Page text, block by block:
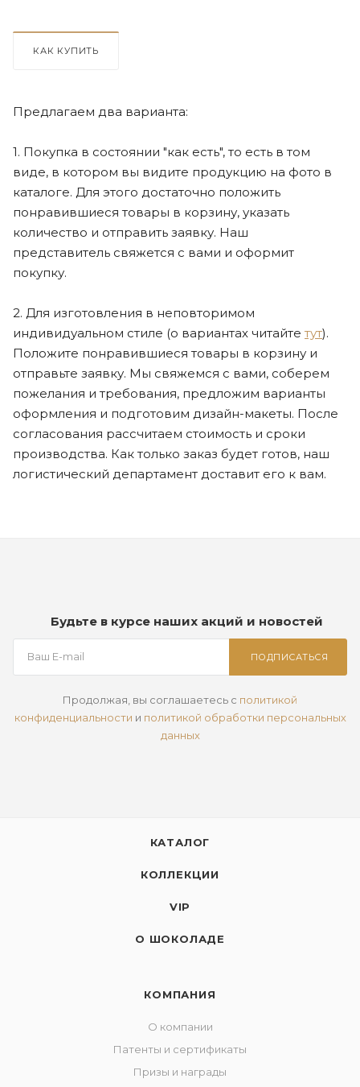
КАК КУПИТЬ
Предлагаем два варианта:
1. Покупка в состоянии "как есть", то есть в том
виде, в котором вы видите продукцию на фото в
каталоге. Для этого достаточно положить
понравившиеся товары в корзину, указать
количество и отправить заявку. Наш
представитель свяжется с вами и оформит
покупку.
2. Для изготовления в неповторимом
индивидуальном стиле (о вариантах читайте тут).
Положите понравившиеся товары в корзину и
отправьте заявку. Мы свяжемся с вами, соберем
пожелания и требования, предложим варианты
оформления и подготовим дизайн-макеты. После
согласования рассчитаем стоимость и сроки
производства. Как только заказ будет готов, наш
логистический департамент доставит его к вам.
Будьте в курсе наших акций и новостей
ПОДПИСАТЬСЯ
Продолжая, вы соглашаетесь с политикой
конфиденциальности и политикой обработки персональных
данных
КАТАЛОГ
КОЛЛЕКЦИИ
VIP
О ШОКОЛАДЕ
КОМПАНИЯ
О компании
Патенты и сертификаты
Призы и награды